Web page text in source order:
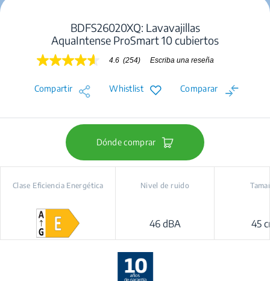
BDFS26020XQ: Lavavajillas
AquaIntense ProSmart 10 cubiertos
4.6
5
estrellas,
valoración.
Reviews.
Enlace
en
la
página.
4.6 (254) Escriba una reseña
Compartir Whistlist Comparar
Dónde comprar
Clase Eficiencia Energética Nivel de ruido
46 dBA 45